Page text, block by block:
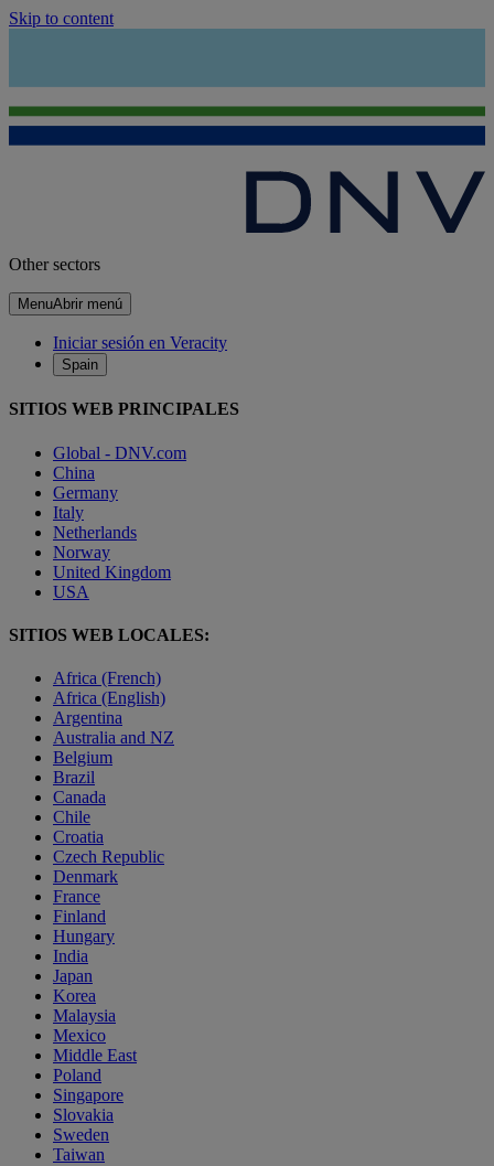
Skip to content
Other sectors
MenuAbrir menú
Iniciar sesión en Veracity
Spain
SITIOS WEB PRINCIPALES
Global - DNV.com
China
Germany
Italy
Netherlands
Norway
United Kingdom
USA
SITIOS WEB LOCALES:
Africa (French)
Africa (English)
Argentina
Australia and NZ
Belgium
Brazil
Canada
Chile
Croatia
Czech Republic
Denmark
France
Finland
Hungary
India
Japan
Korea
Malaysia
Mexico
Middle East
Poland
Singapore
Slovakia
Sweden
Taiwan